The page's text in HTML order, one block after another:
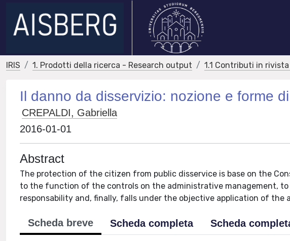
IRIS 1. Prodotti della ricerca - Research output 1.1 Contributi in
Il danno da disservizio: nozione e forme
CREPALDI, Gabriella
2016-01-01
Abstract
The protection of the citizen from public disservice is base on the
to the function of the controls on the administrative management,
responsability and, finally, falls under the objective application of
Scheda breve Scheda completa Scheda